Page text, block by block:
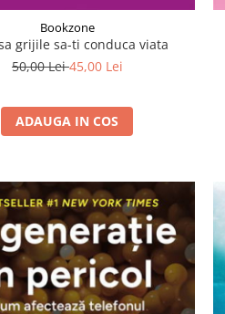
Bookzone
grijile sa-ti conduca viata
50,00 Lei45,00 Lei
ADAUGA IN COS